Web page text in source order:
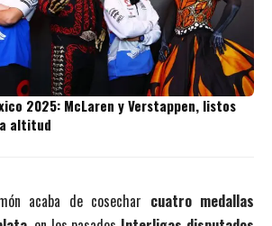
2025: McLaren y Verstappen, listos
altitud
acaba de cosechar cuatro medallas